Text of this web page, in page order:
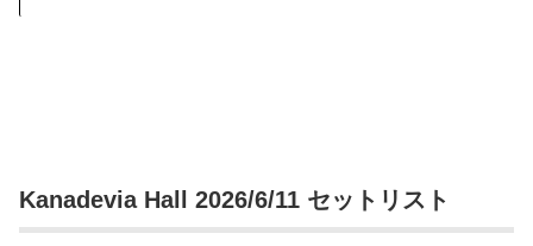
Kanadevia Hall 2026/6/11 セットリスト